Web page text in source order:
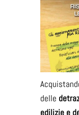
delle
edilizie e